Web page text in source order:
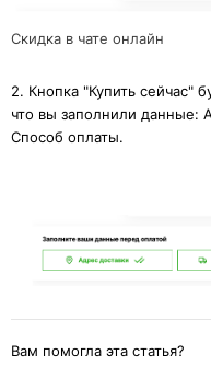
Скидка в чате онлайн
2. Кнопка "Купить сейчас"
что вы заполнили данные:
Способ оплаты.
Вам помогла эта статья?